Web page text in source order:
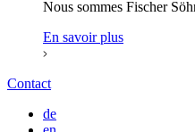
Nous sommes Fischer
En savoir plus
Contact
de